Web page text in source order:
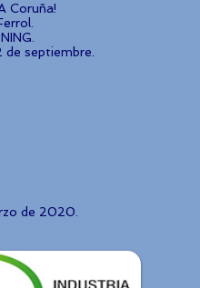
Coruña!
de septiembre.
de 2020.